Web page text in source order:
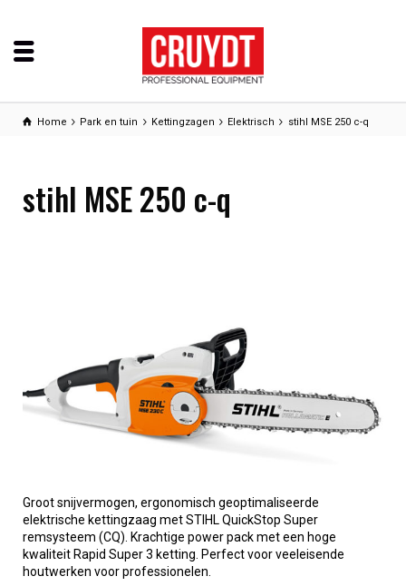
Home Park en tuin Kettingzagen Elektrisch stihl MSE 250 c-q
stihl MSE 250 c-q
Groot snijvermogen, ergonomisch geoptimaliseerde
elektrische kettingzaag met STIHL QuickStop Super
remsysteem (CQ). Krachtige power pack met een hoge
kwaliteit Rapid Super 3 ketting. Perfect voor veeleisende
houtwerken voor professionelen.